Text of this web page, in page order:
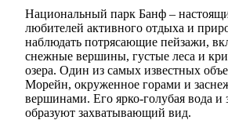
Национальный парк Банф –
любителей активного отдыха и
наблюдать потрясающие пейзажи,
снежные вершины, густые леса и
озера. Один из самых известных
Морейн, окруженное горами и
вершинами. Его ярко-голубая вода и
образуют захватывающий вид.